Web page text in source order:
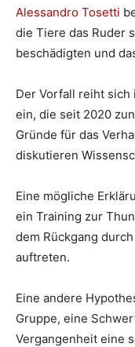
Alessandro Tosetti
die Tiere das Ruder
beschädigten und
Der Vorfall reiht sich
ein, die seit 2020
Gründe für das
diskutieren
Eine mögliche
ein Training zur
dem Rückgang
auftreten.
Eine andere
Gruppe, eine
Vergangenheit eine